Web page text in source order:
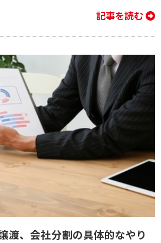
記事を読む
渡、会社分割の具体的なやり